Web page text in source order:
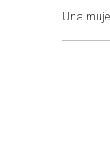
Una